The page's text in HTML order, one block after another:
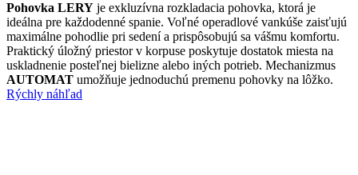
Pohovka LERY je exkluzívna rozkladacia pohovka, ktorá je
ideálna pre každodenné spanie. Voľné operadlové vankúše zaisťujú
maximálne pohodlie pri sedení a prispôsobujú sa vášmu komfortu.
Praktický úložný priestor v korpuse poskytuje dostatok miesta na
uskladnenie posteľnej bielizne alebo iných potrieb. Mechanizmus
AUTOMAT umožňuje jednoduchú premenu pohovky na lôžko.
Rýchly náhľad